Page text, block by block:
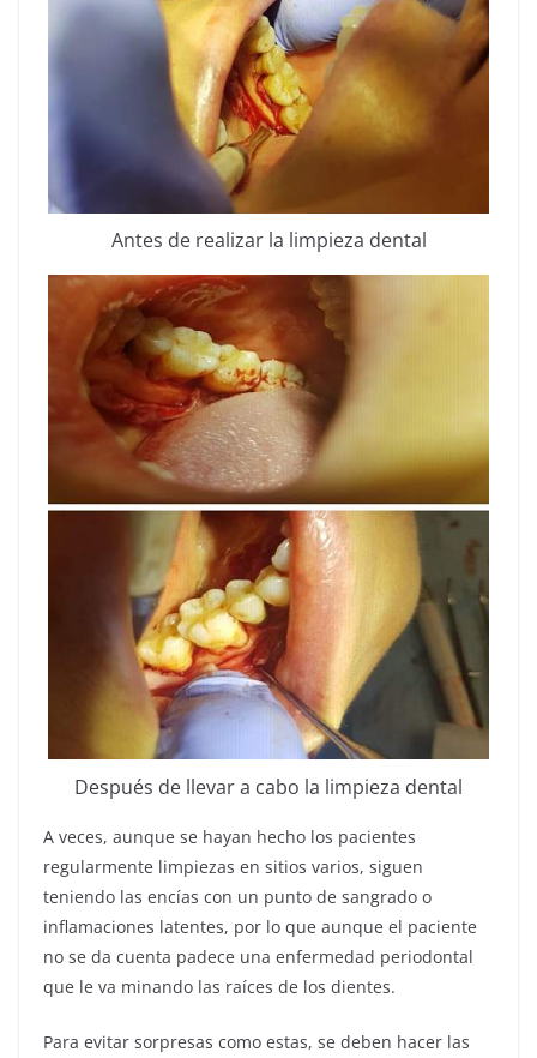
Antes de realizar la limpieza dental
Después de llevar a cabo la limpieza dental
A veces, aunque se hayan hecho los pacientes
regularmente limpiezas en sitios varios, siguen
teniendo las encías con un punto de sangrado o
inflamaciones latentes, por lo que aunque el paciente
no se da cuenta padece una enfermedad periodontal
que le va minando las raíces de los dientes.
Para evitar sorpresas como estas, se deben hacer las